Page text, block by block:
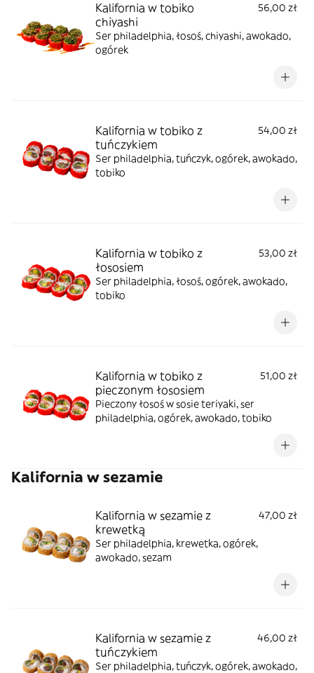
Kalifornia w tobiko
chiyashi
56,00 zł
Ser philadelphia, łosoś, chiyashi, awokado,
ogórek
Kalifornia w tobiko z
tuńczykiem
54,00 zł
Ser philadelphia, tuńczyk, ogórek, awokado,
tobiko
Kalifornia w tobiko z
łososiem
53,00 zł
Ser philadelphia, łosoś, ogórek, awokado,
tobiko
Kalifornia w tobiko z
pieczonym łososiem
51,00 zł
Pieczony łosoś w sosie teriyaki, ser
philadelphia, ogórek, awokado, tobiko
Kalifornia w sezamie
Kalifornia w sezamie z
krewetką
47,00 zł
Ser philadelphia, krewetka, ogórek,
awokado, sezam
Kalifornia w sezamie z
tuńczykiem
46,00 zł
Ser philadelphia, tuńczyk, ogórek, awokado,